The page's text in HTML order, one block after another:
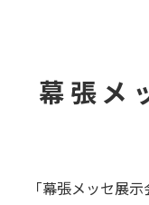
幕張メ
「幕張メッセ展